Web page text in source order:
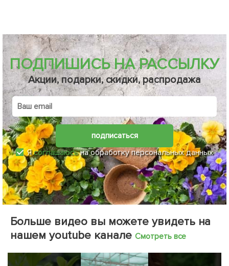
ПОДПИШИСЬ НА РАССЫЛКУ
Акции, подарки, скидки, распродажа
подписаться
Ясоглашаюсьна обработку персональных данных
Больше видео вы можете увидеть на
нашем youtube канале Смотреть все